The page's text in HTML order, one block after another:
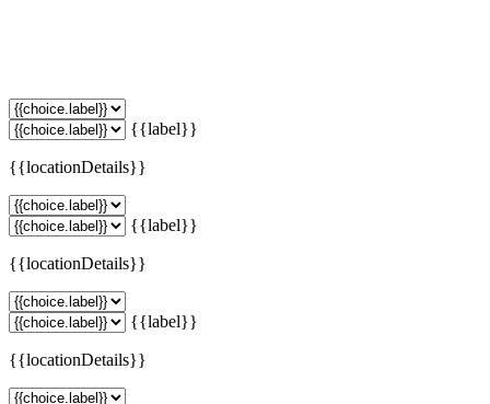
{{label}}
{{locationDetails}}
{{label}}
{{locationDetails}}
{{label}}
{{locationDetails}}